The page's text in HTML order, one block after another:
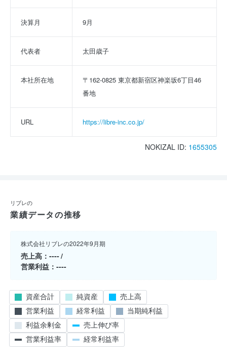
決算月 9月
代表者 太田歳子
本社所在地
〒162-0825 東京都新宿区神楽坂6丁目46
番地
URL https://libre-inc.co.jp/
NOKIZAL ID: 1655305
リブレの
業績データの推移
株式会社リブレの2022年9月期
売上高
----
営業利益
----
資産合計 純資産
売上高
営業利益
経常利益
当期純利益
利益余剰金
売上伸び率
営業利益率
経常利益率